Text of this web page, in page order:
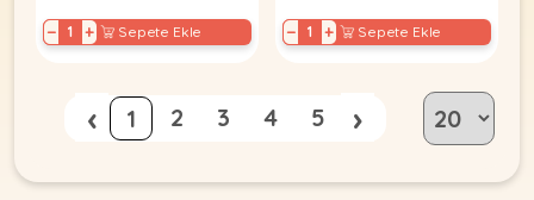
− + Sepete Ekle − + Sepete Ekle
‹ 1 2 3 4 5 ›